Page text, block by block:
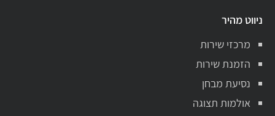
ניווט מהיר
מרכזי שירות
הזמנת שירות
נסיעת מבחן
אולמות תצוגה